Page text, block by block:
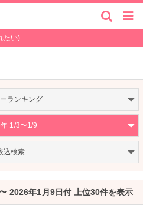
たい)
ランキング
1/3〜1/9
込検索
2026年1月9日付 上位30件を表示